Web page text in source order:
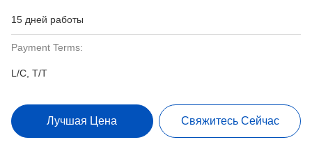
15 дней работы
Payment Terms:
L/C, T/T
Лучшая Цена Свяжитесь Сейчас